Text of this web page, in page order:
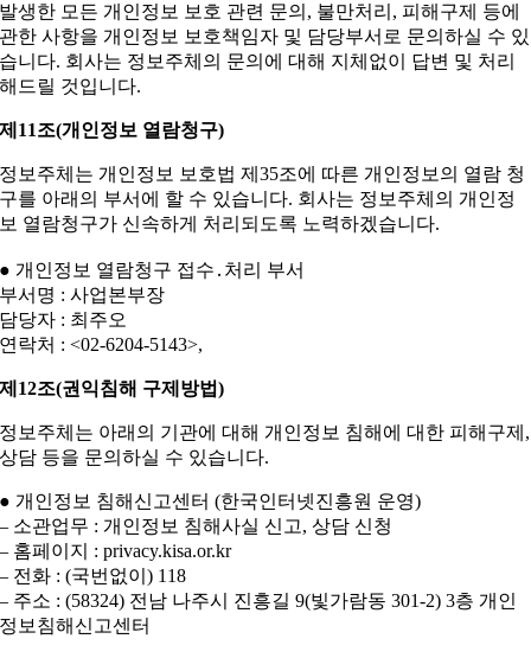
발생한 모든 개인정보 보호 관련 문의, 불만처리, 피해구제 등에
관한 사항을 개인정보 보호책임자 및 담당부서로 문의하실 수 있
습니다. 회사는 정보주체의 문의에 대해 지체없이 답변 및 처리
해드릴 것입니다.
제11조(개인정보 열람청구)
정보주체는 개인정보 보호법 제35조에 따른 개인정보의 열람 청
구를 아래의 부서에 할 수 있습니다. 회사는 정보주체의 개인정
보 열람청구가 신속하게 처리되도록 노력하겠습니다.
● 개인정보 열람청구 접수․처리 부서
부서명 : 사업본부장
담당자 : 최주오
연락처 : <02-6204-5143>,
제12조(권익침해 구제방법)
정보주체는 아래의 기관에 대해 개인정보 침해에 대한 피해구제,
상담 등을 문의하실 수 있습니다.
● 개인정보 침해신고센터 (한국인터넷진흥원 운영)
– 소관업무 : 개인정보 침해사실 신고, 상담 신청
– 홈페이지 : privacy.kisa.or.kr
– 전화 : (국번없이) 118
– 주소 : (58324) 전남 나주시 진흥길 9(빛가람동 301-2) 3층 개인
정보침해신고센터